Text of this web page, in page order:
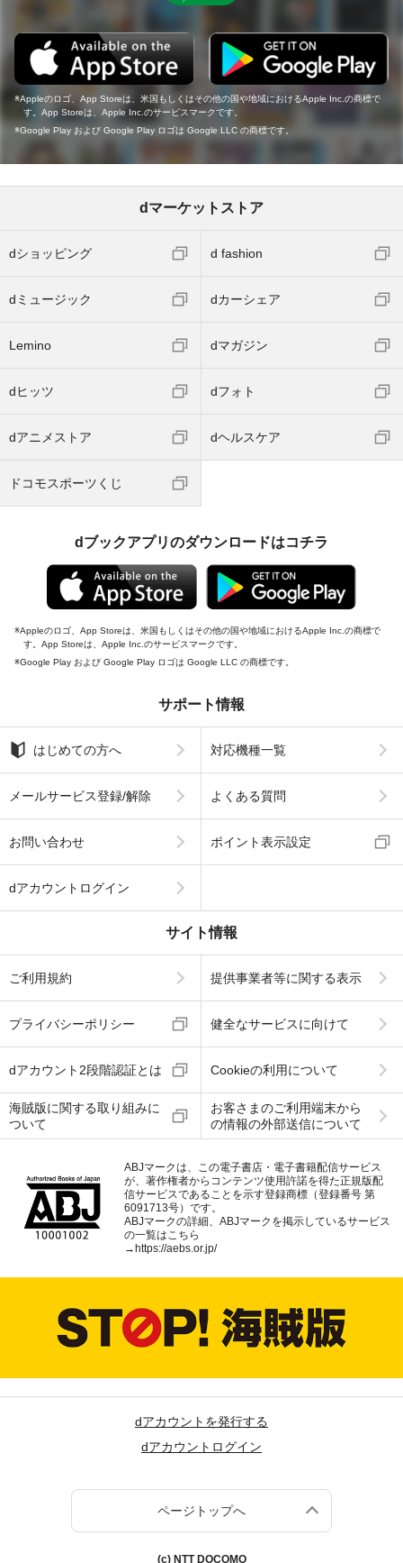
Appleのロゴ、App Storeは、米国もしくはその他の国や地域におけるApple Inc.の商標で
す。App Storeは、Apple Inc.のサービスマークです。
Google Play および Google Play ロゴは Google LLC の商標です。
dマーケットストア
dショッピング d fashion
dミュージック dカーシェア
Lemino dマガジン
dヒッツ dフォト
dアニメストア dヘルスケア
ドコモスポーツくじ
dブックアプリのダウンロードはコチラ
Appleのロゴ、App Storeは、米国もしくはその他の国や地域におけるApple Inc.の商標で
す。App Storeは、Apple Inc.のサービスマークです。
Google Play および Google Play ロゴは Google LLC の商標です。
サポート情報
はじめての方へ 対応機種一覧
メールサービス登録/解除 よくある質問
お問い合わせ ポイント表示設定
dアカウントログイン
サイト情報
ご利用規約 提供事業者等に関する表示
プライバシーポリシー 健全なサービスに向けて
dアカウント2段階認証とは Cookieの利用について
海賊版に関する取り組みに
ついて
お客さまのご利用端末から
の情報の外部送信について
ABJマークは、この電子書店・電子書籍配信サービス
が、著作権者からコンテンツ使用許諾を得た正規版配
信サービスであることを示す登録商標（登録番号 第
6091713号）です。
ABJマークの詳細、ABJマークを掲示しているサービス
の一覧はこちら
→https://aebs.or.jp/
dアカウントを発行する
dアカウントログイン
ページトップへ
(c) NTT DOCOMO